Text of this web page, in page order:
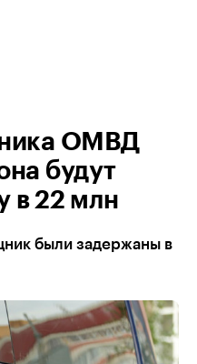
ОМВД
будут
в 22 млн
были задержаны в